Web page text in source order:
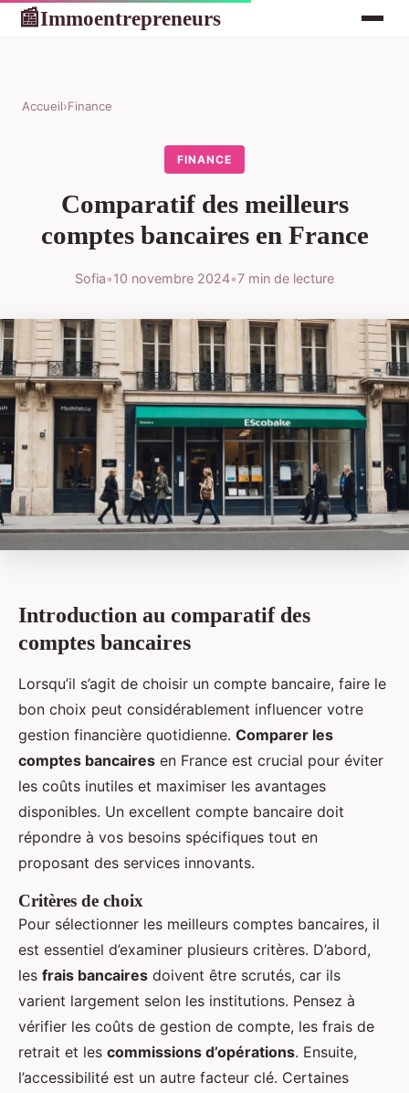
📰Immoentrepreneurs
Accueil›Finance
FINANCE
Comparatif des meilleurs
comptes bancaires en France
Sofia•10 novembre 2024•7 min de lecture
Introduction au comparatif des
comptes bancaires
Lorsqu’il s’agit de choisir un compte bancaire, faire le
bon choix peut considérablement influencer votre
gestion financière quotidienne. Comparer les
comptes bancaires en France est crucial pour éviter
les coûts inutiles et maximiser les avantages
disponibles. Un excellent compte bancaire doit
répondre à vos besoins spécifiques tout en
proposant des services innovants.
Critères de choix
Pour sélectionner les meilleurs comptes bancaires, il
est essentiel d’examiner plusieurs critères. D’abord,
les frais bancaires doivent être scrutés, car ils
varient largement selon les institutions. Pensez à
vérifier les coûts de gestion de compte, les frais de
retrait et les commissions d’opérations. Ensuite,
l’accessibilité est un autre facteur clé. Certaines